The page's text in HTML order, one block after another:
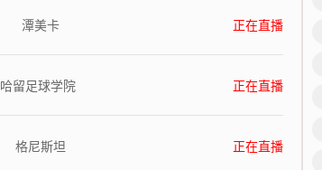
潭美卡 正在直播
哈留足球学院 正在直播
格尼斯坦 正在直播